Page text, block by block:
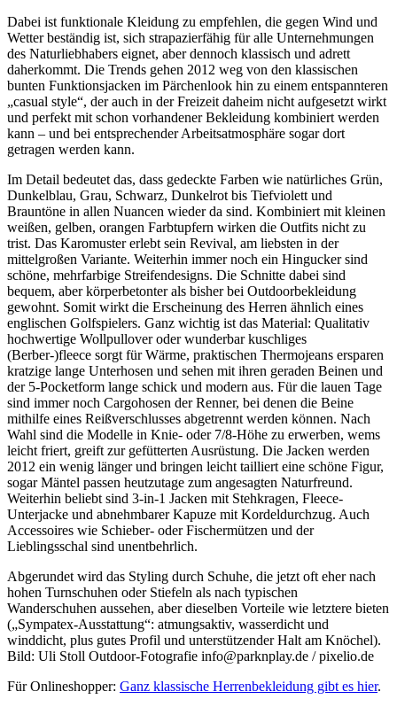
Dabei ist funktionale Kleidung zu empfehlen, die gegen Wind und
Wetter beständig ist, sich strapazierfähig für alle Unternehmungen
des Naturliebhabers eignet, aber dennoch klassisch und adrett
daherkommt. Die Trends gehen 2012 weg von den klassischen
bunten Funktionsjacken im Pärchenlook hin zu einem entspannteren
„casual style“, der auch in der Freizeit daheim nicht aufgesetzt wirkt
und perfekt mit schon vorhandener Bekleidung kombiniert werden
kann – und bei entsprechender Arbeitsatmosphäre sogar dort
getragen werden kann.
Im Detail bedeutet das, dass gedeckte Farben wie natürliches Grün,
Dunkelblau, Grau, Schwarz, Dunkelrot bis Tiefviolett und
Brauntöne in allen Nuancen wieder da sind. Kombiniert mit kleinen
weißen, gelben, orangen Farbtupfern wirken die Outfits nicht zu
trist. Das Karomuster erlebt sein Revival, am liebsten in der
mittelgroßen Variante. Weiterhin immer noch ein Hingucker sind
schöne, mehrfarbige Streifendesigns. Die Schnitte dabei sind
bequem, aber körperbetonter als bisher bei Outdoorbekleidung
gewohnt. Somit wirkt die Erscheinung des Herren ähnlich eines
englischen Golfspielers. Ganz wichtig ist das Material: Qualitativ
hochwertige Wollpullover oder wunderbar kuschliges
(Berber-)fleece sorgt für Wärme, praktischen Thermojeans ersparen
kratzige lange Unterhosen und sehen mit ihren geraden Beinen und
der 5-Pocketform lange schick und modern aus. Für die lauen Tage
sind immer noch Cargohosen der Renner, bei denen die Beine
mithilfe eines Reißverschlusses abgetrennt werden können. Nach
Wahl sind die Modelle in Knie- oder 7/8-Höhe zu erwerben, wems
leicht friert, greift zur gefütterten Ausrüstung. Die Jacken werden
2012 ein wenig länger und bringen leicht tailliert eine schöne Figur,
sogar Mäntel passen heutzutage zum angesagten Naturfreund.
Weiterhin beliebt sind 3-in-1 Jacken mit Stehkragen, Fleece-
Unterjacke und abnehmbarer Kapuze mit Kordeldurchzug. Auch
Accessoires wie Schieber- oder Fischermützen und der
Lieblingsschal sind unentbehrlich.
Abgerundet wird das Styling durch Schuhe, die jetzt oft eher nach
hohen Turnschuhen oder Stiefeln als nach typischen
Wanderschuhen aussehen, aber dieselben Vorteile wie letztere bieten
(„Sympatex-Ausstattung“: atmungsaktiv, wasserdicht und
winddicht, plus gutes Profil und unterstützender Halt am Knöchel).
Bild: Uli Stoll Outdoor-Fotografie info@parknplay.de / pixelio.de
Für Onlineshopper: Ganz klassische Herrenbekleidung gibt es hier.